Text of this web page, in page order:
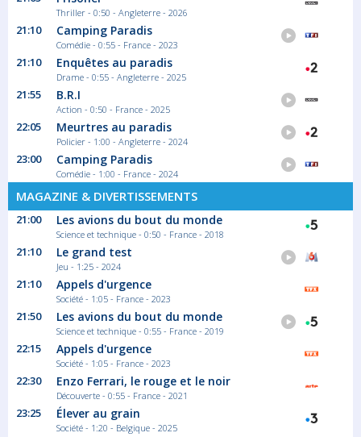
Saison 3 épisode 9
Au coeur des Rocheuses, Lilla Molnar fait
mentir...
Série documentaire Aventure
00:10
From Zero To Kilimanjaro
Nico Valsesia parviendra-t-il à gravir une...
Documentaire Aventure
01:05
Le diamant des Alpes
mètres des...
Documentaire Société
01:45
Punk la véritable histoire Enak
Marcel Chaussure
Têtard, The Dark Lord, Rancho. Voilà plus de
20...
Thriller - 0:50 - Angleterre - 2026
21:10 Camping Paradis
Comédie - 0:55 - France - 2023
21:10 Enquêtes au paradis
Drame - 0:55 - Angleterre - 2025
21:55 B.R.I
Action - 0:50 - France - 2025
22:05 Meurtres au paradis
Policier - 1:00 - Angleterre - 2024
23:00 Camping Paradis
Comédie - 1:00 - France - 2024
MAGAZINE & DIVERTISSEMENTS
21:00 Les avions du bout du monde
Science et technique - 0:50 - France - 2018
21:10 Le grand test
Jeu - 1:25 - 2024
21:10 Appels d'urgence
Société - 1:05 - France - 2023
21:50 Les avions du bout du monde
Science et technique - 0:55 - France - 2019
22:15 Appels d'urgence
Société - 1:05 - France - 2023
22:30 Enzo Ferrari, le rouge et le noir
Découverte - 0:55 - France - 2021
23:25 Élever au grain
Société - 1:20 - Belgique - 2025